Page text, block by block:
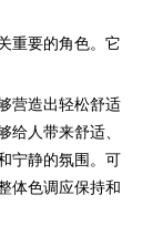
重要的角色。它
营造出轻松舒适
给人带来舒适、
宁静的氛围。可
体色调应保持和